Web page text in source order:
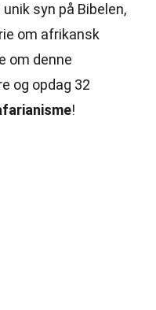
syn på Bibelen,
om afrikansk
om denne
og opdag 32
!